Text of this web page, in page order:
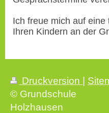
Ich freue mich auf
Ihren Kindern an der
Druckversion
© Grundschule
Holzhausen